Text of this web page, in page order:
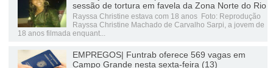
sessão de tortura em favela da Zona Norte do Rio
Rayssa Christine estava com 18 anos Foto: Reprodução
Rayssa Christine Machado de Carvalho Sarpi, a jovem de
18 anos filmada enquant...
EMPREGOS| Funtrab oferece 569 vagas em
Campo Grande nesta sexta-feira (13)